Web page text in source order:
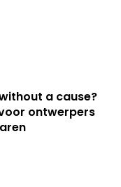
a cause?
ontwerpers